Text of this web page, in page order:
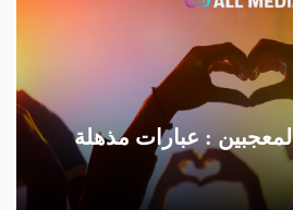
: عبارات مذهلة